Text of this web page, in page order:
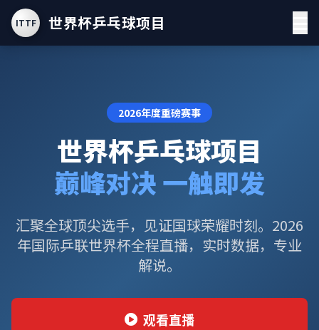
ITTF 世界杯乒乓球项目
2026年度重磅赛事
世界杯乒乓球项目
巅峰对决 一触即发
汇聚全球顶尖选手，见证国球荣耀时刻。2026
年国际乒联世界杯全程直播，实时数据，专业
解说。
观看直播